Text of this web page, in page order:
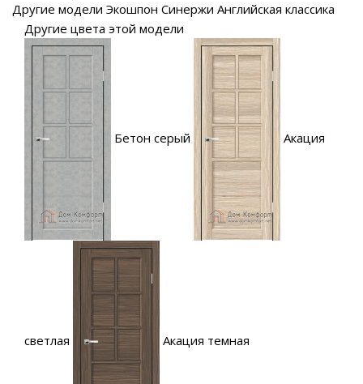
Другие модели Экошпон Синержи Английская классика
Другие цвета этой модели
Бетон серый Акация
светлая Акация темная